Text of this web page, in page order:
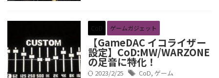
CoD ゲームガジェット
【GameDAC イコライザー
設定】CoD:MW/WARZONE
の足音に特化！
2023/2/25 CoD, ゲーム